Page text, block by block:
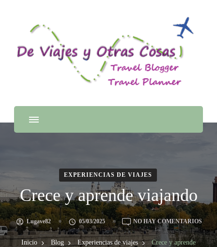
EXPERIENCIAS DE VIAJES
Crece y aprende viajando
Lugave82 05/03/2025 NO HAY COMENTARIOS
Inicio Blog Experiencias de viajes
Crece y aprende